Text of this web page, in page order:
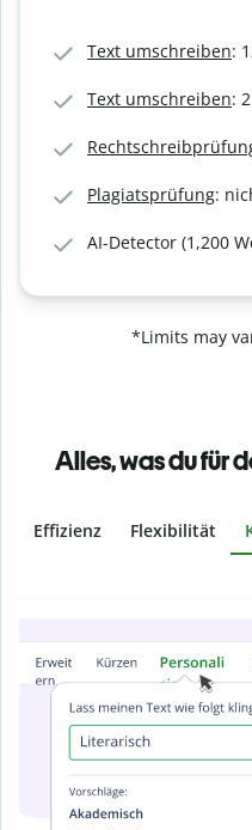
Text umschreiben:
Text umschreiben:
Plagiatsprüfung:
AI-Detector (1,200
*Limits may
Alles, was du für
Effizienz Flexibilität
Stelle mit der
% original ist. Analysiere
und finde fehlende